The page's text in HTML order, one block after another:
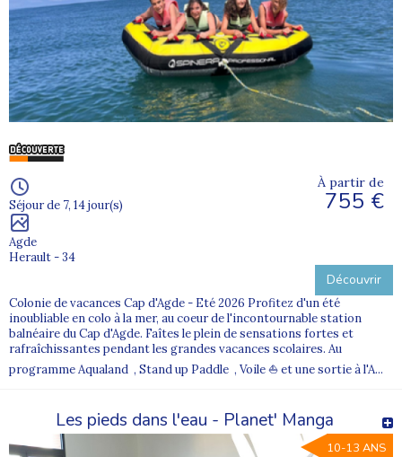
Séjour de 7, 14 jour(s)
Agde
Herault - 34
À partir de
755 €
Découvrir
Colonie de vacances Cap d'Agde - Eté 2026 Profitez d'un été
inoubliable en colo à la mer, au coeur de l'incontournable station
balnéaire du Cap d'Agde. Faîtes le plein de sensations fortes et
rafraîchissantes pendant les grandes vacances scolaires. Au
programme Aqualand , Stand up Paddle , Voile ⛵ et une sortie à l'A...
Les pieds dans l'eau - Planet' Manga
10-13 ANS